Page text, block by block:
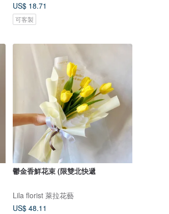
US$ 18.71
可客製
鬱金香鮮花束 (限雙北快遞
Lila florist 萊拉花藝
US$ 48.11